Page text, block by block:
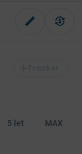
5 let MAX